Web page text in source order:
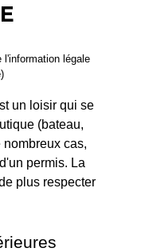
l'information légale
un loisir qui se
(bateau,
nombreux cas,
permis. La
plus respecter